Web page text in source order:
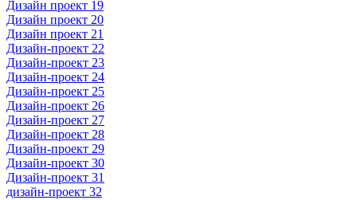
Дизайн проект 19
Дизайн проект 20
Дизайн проект 21
Дизайн-проект 22
Дизайн-проект 23
Дизайн-проект 24
Дизайн-проект 25
Дизайн-проект 26
Дизайн-проект 27
Дизайн-проект 28
Дизайн-проект 29
Дизайн-проект 30
Дизайн-проект 31
дизайн-проект 32